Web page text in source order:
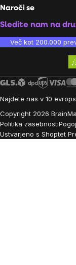
Naroči se
Sledite nam na
Več kot 200.000
Najdete nas v 10
Copyright 2026
Politika zasebnosti
Ustvarjeno s Shoptet